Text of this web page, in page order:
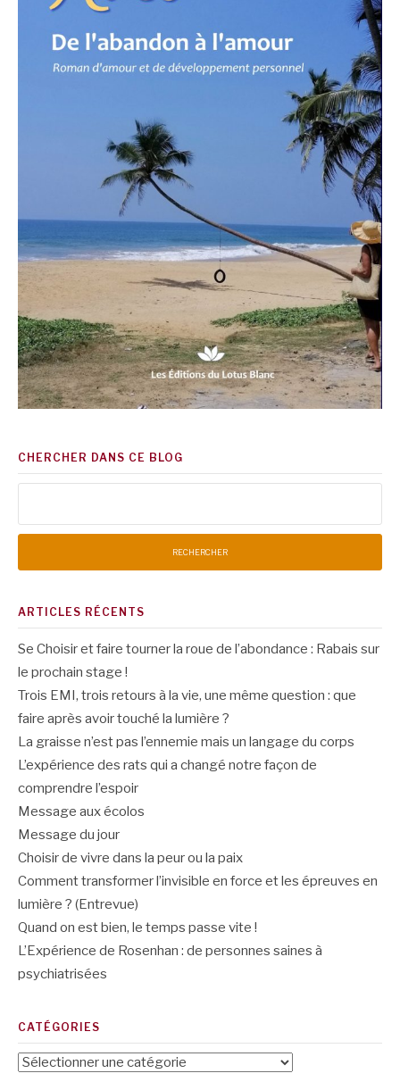
CHERCHER DANS CE BLOG
ARTICLES RÉCENTS
Se Choisir et faire tourner la roue de l’abondance : Rabais sur
le prochain stage !
Trois EMI, trois retours à la vie, une même question : que
faire après avoir touché la lumière ?
La graisse n’est pas l’ennemie mais un langage du corps
L’expérience des rats qui a changé notre façon de
comprendre l’espoir
Message aux écolos
Message du jour
Choisir de vivre dans la peur ou la paix
Comment transformer l’invisible en force et les épreuves en
lumière ? (Entrevue)
Quand on est bien, le temps passe vite !
L’Expérience de Rosenhan : de personnes saines à
psychiatrisées
CATÉGORIES
Catégories